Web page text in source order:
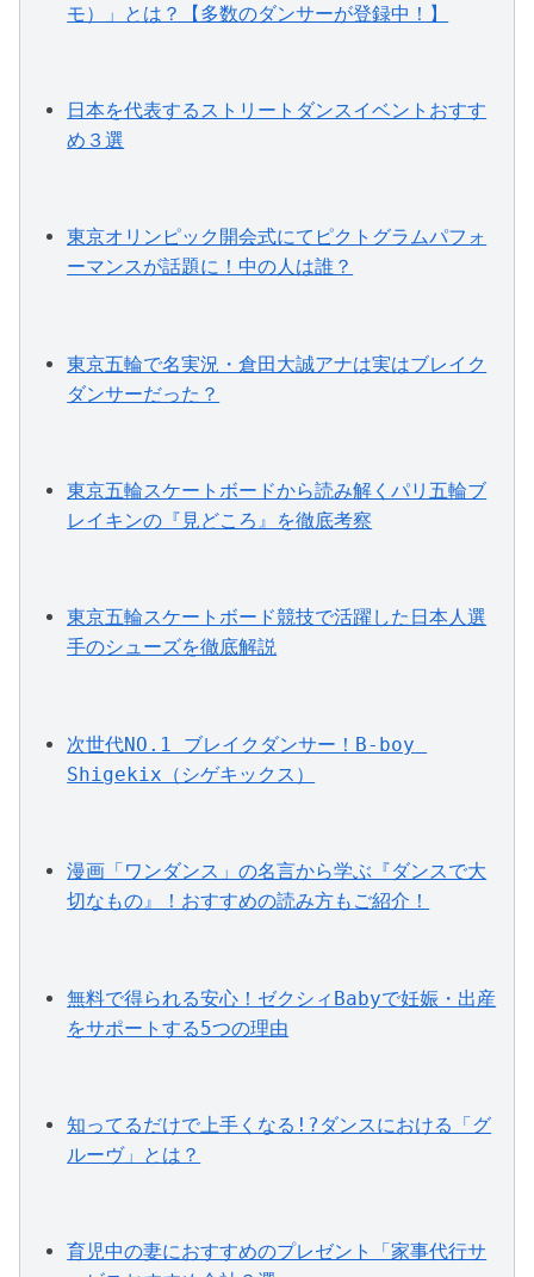
モ）」とは？【多数のダンサーが登録中！】
日本を代表するストリートダンスイベントおすす
め３選
東京オリンピック開会式にてピクトグラムパフォ
ーマンスが話題に！中の人は誰？
東京五輪で名実況・倉田大誠アナは実はブレイク
ダンサーだった？
東京五輪スケートボードから読み解くパリ五輪ブ
レイキンの『見どころ』を徹底考察
東京五輪スケートボード競技で活躍した日本人選
手のシューズを徹底解説
次世代NO.1 ブレイクダンサー！B-boy
Shigekix（シゲキックス）
漫画「ワンダンス」の名言から学ぶ『ダンスで大
切なもの』！おすすめの読み方もご紹介！
無料で得られる安心！ゼクシィBabyで妊娠・出産
をサポートする5つの理由
知ってるだけで上手くなる!?ダンスにおける「グ
ルーヴ」とは？
育児中の妻におすすめのプレゼント「家事代行サ